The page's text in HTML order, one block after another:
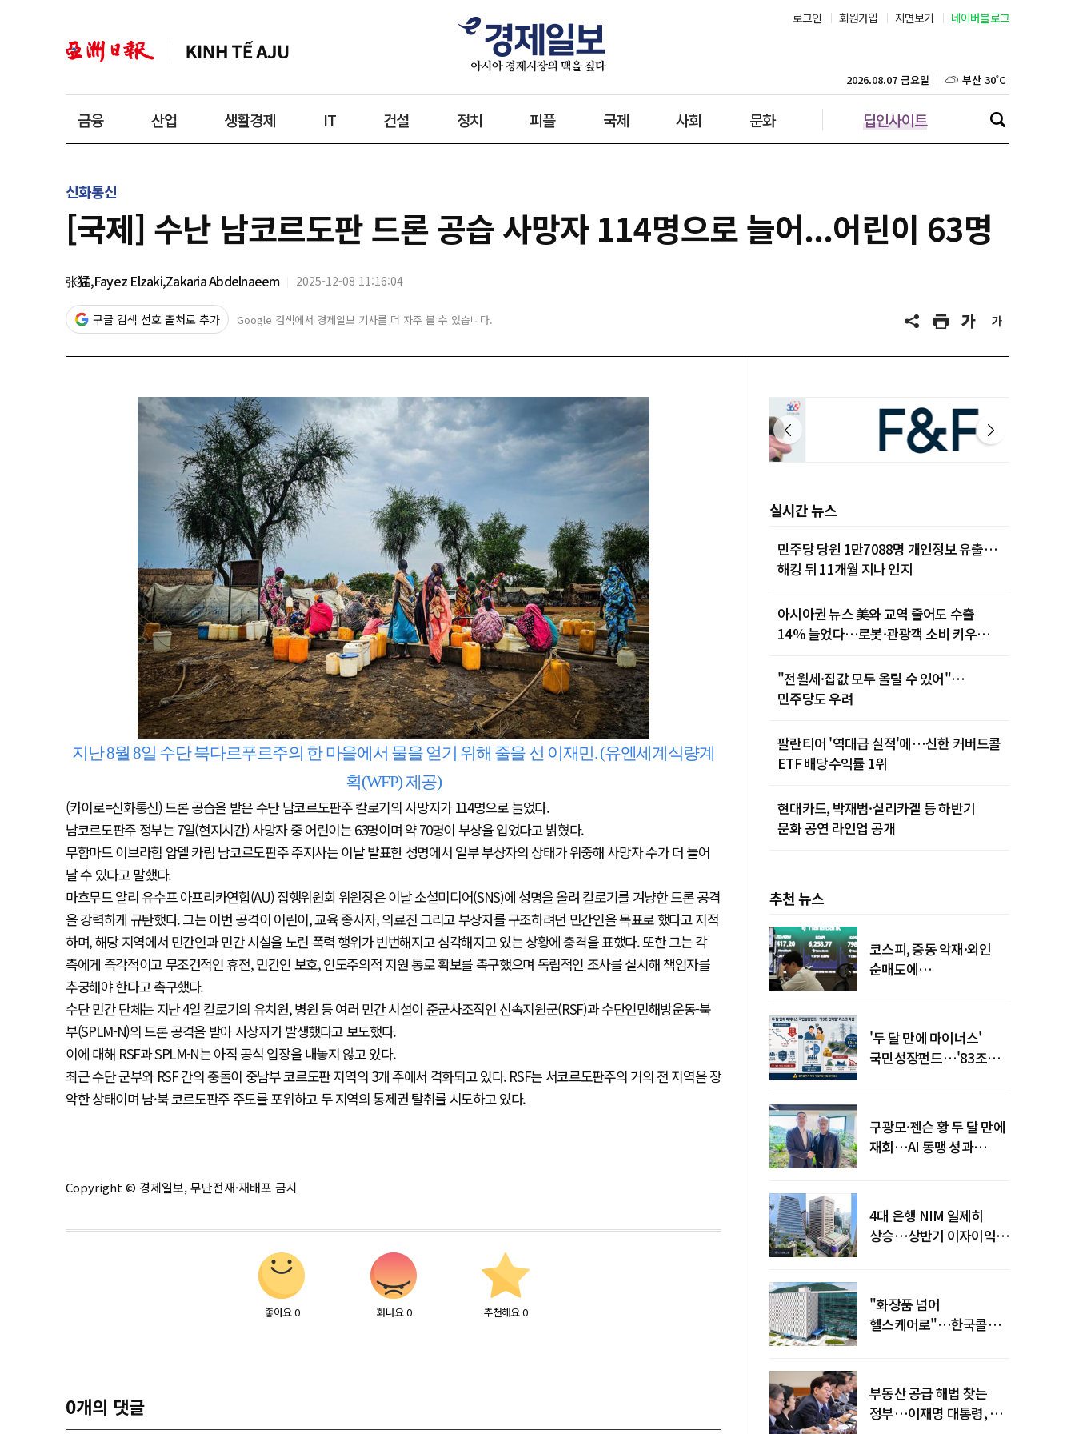
로그인 회원가입 지면보기 네이버블로그
금융 산업 생활경제 IT 건설 정치 피플 국제 사회 문화 딥인사이트
2026.08.07 금요일 대구 33˚C
인천 32˚C
울산 30˚C
제주 30˚C
신화통신
[국제] 수난 남코르도판 드론 공습 사망자 114명으로 늘어...어린이 63명
张猛,Fayez Elzaki,Zakaria Abdelnaeem 2025-12-08 11:16:04
구글 검색 선호 출처로 추가 Google 검색에서 경제일보 기사를 더 자주 볼 수 있습니다.
지난 8월 8일 수단 북다르푸르주의 한 마을에서 물을 얻기 위해 줄을 선 이재민. (유엔세계식량계
획(WFP) 제공)
(카이로=신화통신) 드론 공습을 받은 수단 남코르도판주 칼로기의 사망자가 114명으로 늘었다.
남코르도판주 정부는 7일(현지시간) 사망자 중 어린이는 63명이며 약 70명이 부상을 입었다고 밝혔다.
무함마드 이브라힘 압델 카림 남코르도판주 주지사는 이날 발표한 성명에서 일부 부상자의 상태가 위중해 사망자 수가 더 늘어
날 수 있다고 말했다.
마흐무드 알리 유수프 아프리카연합(AU) 집행위원회 위원장은 이날 소셜미디어(SNS)에 성명을 올려 칼로기를 겨냥한 드론 공격
을 강력하게 규탄했다. 그는 이번 공격이 어린이, 교육 종사자, 의료진 그리고 부상자를 구조하려던 민간인을 목표로 했다고 지적
하며, 해당 지역에서 민간인과 민간 시설을 노린 폭력 행위가 빈번해지고 심각해지고 있는 상황에 충격을 표했다. 또한 그는 각
측에게 즉각적이고 무조건적인 휴전, 민간인 보호, 인도주의적 지원 통로 확보를 촉구했으며 독립적인 조사를 실시해 책임자를
추궁해야 한다고 촉구했다.
수단 민간 단체는 지난 4일 칼로기의 유치원, 병원 등 여러 민간 시설이 준군사조직인 신속지원군(RSF)과 수단인민해방운동-북
부(SPLM-N)의 드론 공격을 받아 사상자가 발생했다고 보도했다.
이에 대해 RSF과 SPLM-N는 아직 공식 입장을 내놓지 않고 있다.
최근 수단 군부와 RSF 간의 충돌이 중남부 코르도판 지역의 3개 주에서 격화되고 있다. RSF는 서코르도판주의 거의 전 지역을 장
악한 상태이며 남·북 코르도판주 주도를 포위하고 두 지역의 통제권 탈취를 시도하고 있다.
Copyright © 경제일보, 무단전재·재배포 금지
좋아요 0 화나요 0 추천해요 0
0개의 댓글
실시간 뉴스
민주당 당원 1만7088명 개인정보 유출…
해킹 뒤 11개월 지나 인지
아시아권 뉴스 美와 교역 줄어도 수출
14% 늘었다…로봇·관광객 소비 키우는
"전월세·집값 모두 올릴 수 있어"…
민주당도 우려
팔란티어 '역대급 실적'에…신한 커버드콜
ETF 배당수익률 1위
현대카드, 박재범·실리카겔 등 하반기
문화 공연 라인업 공개
추천 뉴스
코스피, 중동 악재·외인
순매도에
'두 달 만에 마이너스'
국민성장펀드…'83조
구광모·젠슨 황 두 달 만에
재회…AI 동맹 성과
4대 은행 NIM 일제히
상승…상반기 이자이익
"화장품 넘어
헬스케어로"…한국콜마,
부동산 공급 해법 찾는
정부…이재명 대통령, 2차